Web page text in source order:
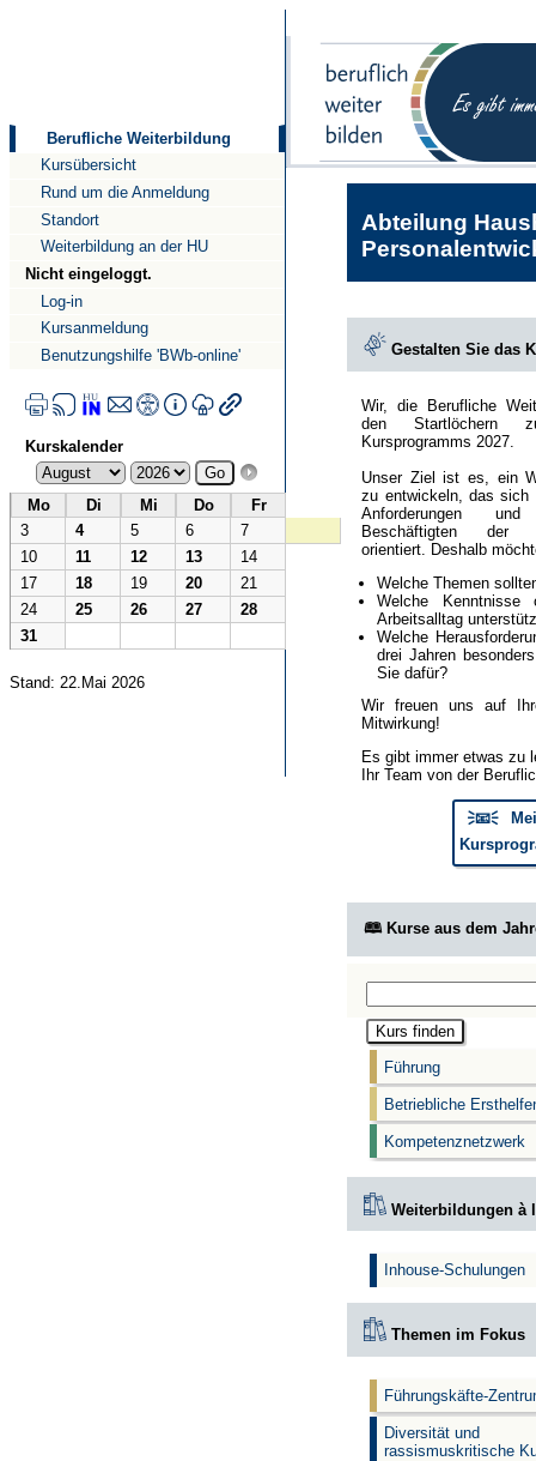
Berufliche Weiterbildung
Kursübersicht
Rund um die Anmeldung
Standort
Weiterbildung an der HU
Nicht eingeloggt.
Log-in
Kursanmeldung
Benutzungshilfe 'BWb-online'
Kurskalender
Mo Di Mi Do
Fr
3
4 5 6
7
10
11 12 13
14
17
18 19 20
21
24
25 26 27
28
31
Stand: 22.Mai 2026
Abteilung
Gestalten Sie das
Wir, die Berufliche
den Startlöchern
Kursprogramms 2027.
Unser Ziel ist es, ein
zu entwickeln, das sich
Anforderungen
Beschäftigten der
orientiert. Deshalb
Welche Themen
Welche
Arbeitsalltag
Welche
drei Jahren
Sie dafür?
Wir freuen uns auf
Mitwirkung!
Es gibt immer etwas zu
Ihr Team von der
🗦📧🗧
🕮 Kurse aus dem
Führung
Betriebliche
Kompetenznetzwerk
Weiterbildungen à
Inhouse-Schulungen
Themen im Fokus
Führungskäfte-
Diversität und
rassismuskritische